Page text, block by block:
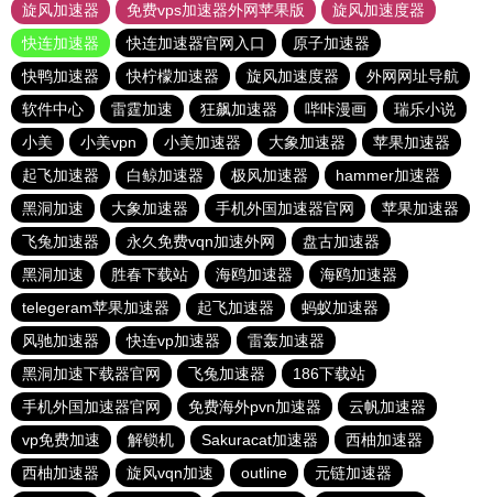
旋风加速器
免费vps加速器外网苹果版
旋风加速度器
快连加速器
快连加速器官网入口
原子加速器
快鸭加速器
快柠檬加速器 旋风加速度器
外网网址导航
软件中心
雷霆加速 狂飙加速器 哔咔漫画
瑞乐小说
小美
小美vpn 小美加速器 大象加速器
苹果加速器
起飞加速器
白鲸加速器 极风加速器
hammer加速器
黑洞加速
大象加速器 手机外国加速器官网
苹果加速器
飞兔加速器
永久免费vqn加速外网
盘古加速器
黑洞加速
胜春下载站 海鸥加速器
海鸥加速器
telegeram苹果加速器
起飞加速器
蚂蚁加速器
风驰加速器
快连vp加速器
雷轰加速器
黑洞加速下载器官网
飞兔加速器
186下载站
手机外国加速器官网
免费海外pvn加速器
云帆加速器
vp免费加速
解锁机 Sakuracat加速器
西柚加速器
西柚加速器
旋风vqn加速 outline 元链加速器